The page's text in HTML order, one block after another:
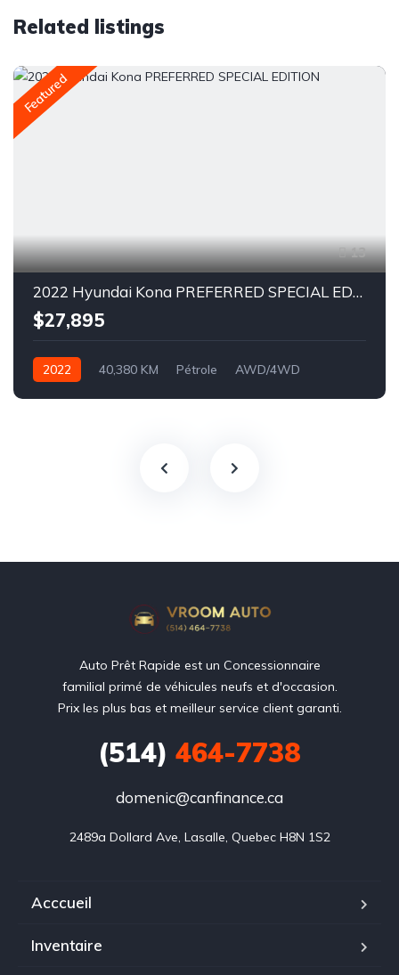
Related listings
Featured
13
2022 Hyundai Kona PREFERRED SPECIAL EDITION
$27,895
2022 40,380 KM Pétrole AWD/4WD
Auto Prêt Rapide est un Concessionnaire
familial primé de véhicules neufs et d'occasion.
Prix les plus bas et meilleur service client garanti.
(514) 464-7738
domenic@canfinance.ca
2489a Dollard Ave, Lasalle, Quebec H8N 1S2
Acccueil
Inventaire